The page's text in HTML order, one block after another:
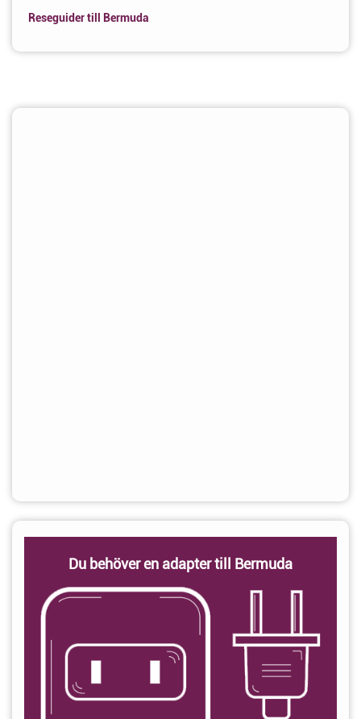
Reseguider till Bermuda
Du behöver en adapter till Bermuda